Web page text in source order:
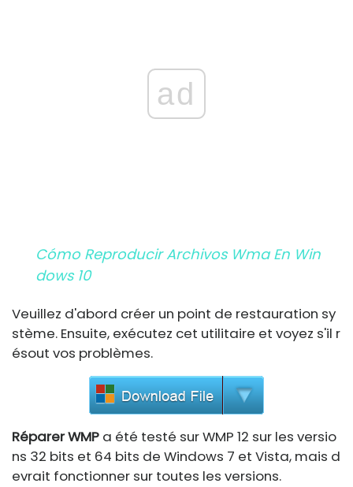
ad
Cómo Reproducir Archivos Wma En Win
Dows 10
Veuillez d'abord créer un point de restauration sy
stème. Ensuite, exécutez cet utilitaire et voyez s'il r
ésout vos problèmes.
Réparer WMP a été testé sur WMP 12 sur les versio
ns 32 bits et 64 bits de Windows 7 et Vista, mais d
evrait fonctionner sur toutes les versions.